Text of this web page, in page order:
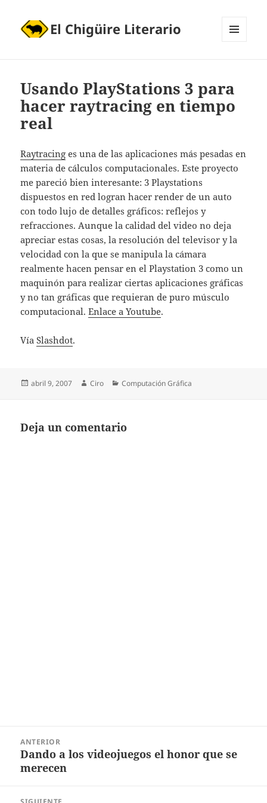
El Chigüire Literario
Usando PlayStations 3 para
hacer raytracing en tiempo
real
Raytracing es una de las aplicaciones más pesadas en
materia de cálculos computacionales. Este proyecto
me pareció bien interesante: 3 Playstations
dispuestos en red logran hacer render de un auto
con todo lujo de detalles gráficos: reflejos y
refracciones. Aunque la calidad del video no deja
apreciar estas cosas, la resolución del televisor y la
velocidad con la que se manipula la cámara
realmente hacen pensar en el Playstation 3 como un
maquinón para realizar ciertas aplicaciones gráficas
y no tan gráficas que requieran de puro músculo
computacional.Enlace a Youtube.
VíaSlashdot.
Publicado
abril 9, 2007 Autor
Ciro Categorías
Computación Gráfica
Deja un comentario
entradas
ANTERIOR
Entrada
anterior:
Dando a los videojuegos el honor que se
merecen